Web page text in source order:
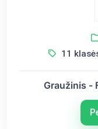
11
Graužinis -